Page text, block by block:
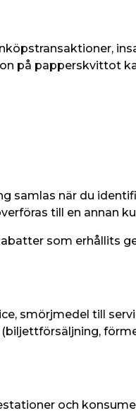
på papperskvittot
samlas när du
till en annan
som erhållits
smörjmedel till
och